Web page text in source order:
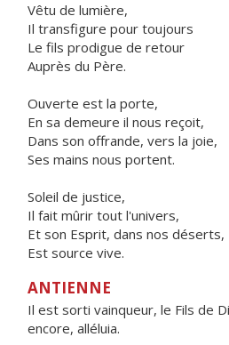
Vêtu de lumière,
Il transfigure pour toujours
Le fils prodigue de retour
Auprès du Père.
Ouverte est la porte,
En sa demeure il nous reçoit,
Dans son offrande, vers la joie,
Ses mains nous portent.
Soleil de justice,
Il fait mûrir tout l'univers,
Et son Esprit, dans nos déserts,
Est source vive.
ANTIENNE
Il est sorti vainqueur, le Fils de
encore, alléluia.